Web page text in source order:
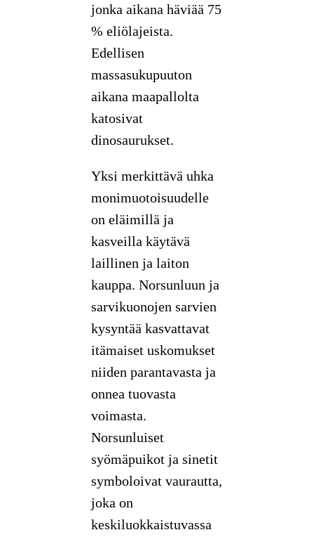
jonka aikana häviää 75
% eliölajeista.
Edellisen
massasukupuuton
aikana maapallolta
katosivat
dinosaurukset.
Yksi merkittävä uhka
monimuotoisuudelle
on eläimillä ja
kasveilla käytävä
laillinen ja laiton
kauppa. Norsunluun ja
sarvikuonojen sarvien
kysyntää kasvattavat
itämaiset uskomukset
niiden parantavasta ja
onnea tuovasta
voimasta.
Norsunluiset
syömäpuikot ja sinetit
symboloivat vaurautta,
joka on
keskiluokkaistuvassa